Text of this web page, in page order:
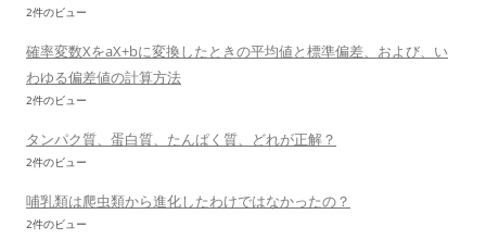
2件のビュー
確率変数XをaX+bに変換したときの平均値と標準偏差、および、い
わゆる偏差値の計算方法
2件のビュー
タンパク質、蛋白質、たんぱく質、どれが正解？
2件のビュー
哺乳類は爬虫類から進化したわけではなかったの？
2件のビュー